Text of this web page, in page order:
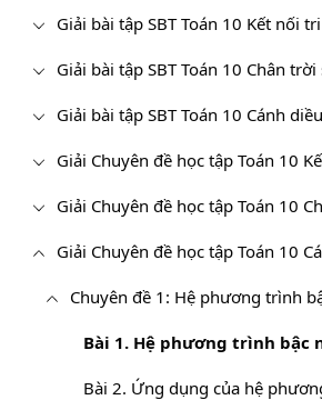
Giải bài tập SBT Toán 10 Kết nối
Giải bài tập SBT Toán 10 Chân
Giải bài tập SBT Toán 10 Cánh diều
Giải Chuyên đề học tập Toán 10
Giải Chuyên đề học tập Toán 10
Giải Chuyên đề học tập Toán 10
Chuyên đề 1: Hệ phương trình
Bài 1. Hệ phương trình bậc
Bài 2. Ứng dụng của hệ